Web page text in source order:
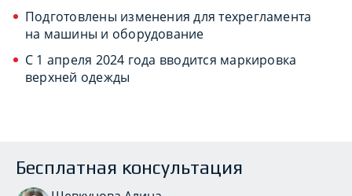
Подготовлены изменения для техрегламента
на машины и оборудование
С 1 апреля 2024 года вводится маркировка
верхней одежды
Бесплатная консультация